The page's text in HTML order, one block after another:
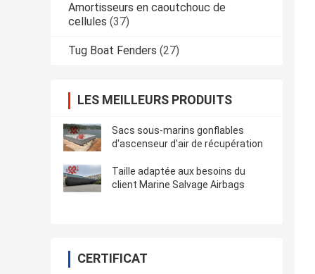
Amortisseurs en caoutchouc de
cellules (37)
Tug Boat Fenders (27)
LES MEILLEURS PRODUITS
Sacs sous-marins gonflables
d'ascenseur d'air de récupération
Taille adaptée aux besoins du
client Marine Salvage Airbags
CERTIFICAT